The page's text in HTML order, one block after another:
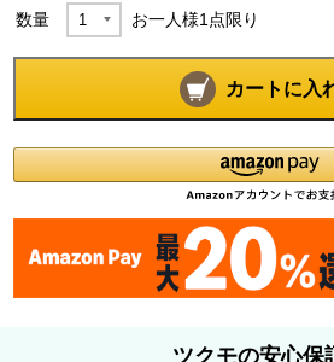
数量 お一人様1点限り
カートに入
ツクモの安心保